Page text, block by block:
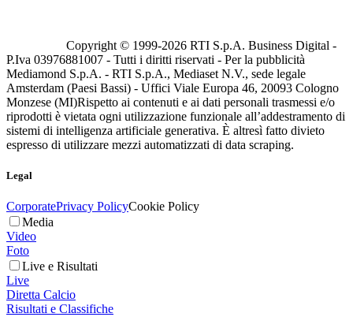
Copyright © 1999-2026 RTI S.p.A. Business Digital -
P.Iva 03976881007 - Tutti i diritti riservati - Per la pubblicità
Mediamond S.p.A. - RTI S.p.A., Mediaset N.V., sede legale
Amsterdam (Paesi Bassi) - Uffici Viale Europa 46, 20093 Cologno
Monzese (MI)Rispetto ai contenuti e ai dati personali trasmessi e/o
riprodotti è vietata ogni utilizzazione funzionale all’addestramento di
sistemi di intelligenza artificiale generativa. È altresì fatto divieto
espresso di utilizzare mezzi automatizzati di data scraping.
Legal
CorporatePrivacy PolicyCookie Policy
Media
Video
Foto
Live e Risultati
Live
Diretta Calcio
Risultati e Classifiche